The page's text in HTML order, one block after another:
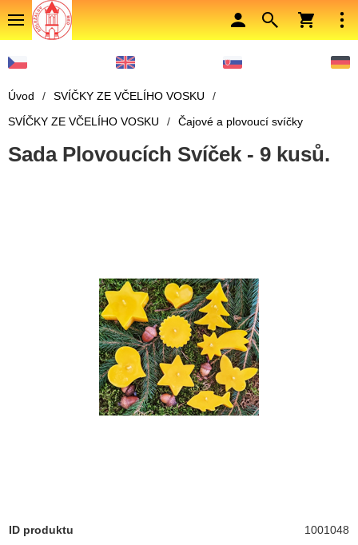
Úvod / SVÍČKY ZE VČELÍHO VOSKU
/
SVÍČKY ZE VČELÍHO VOSKU
/ Čajové a plovoucí svíčky
Sada Plovoucích Svíček - 9 kusů.
ID produktu 1001048